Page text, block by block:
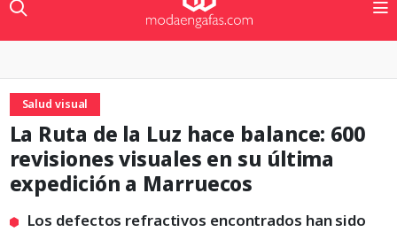
Salud visual
La Ruta de la Luz hace balance: 600
revisiones visuales en su última
expedición a Marruecos
Los defectos refractivos encontrados han sido